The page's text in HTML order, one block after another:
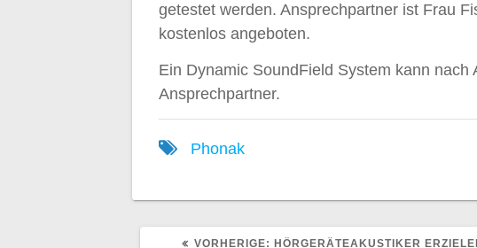
getestet werden. Ansprechpartner ist Frau
kostenlos angeboten.
Ein Dynamic SoundField System kann
Ansprechpartner.
Phonak
VORHERIGE: VORHERIGER
HÖRGERÄTEAKUSTIKER